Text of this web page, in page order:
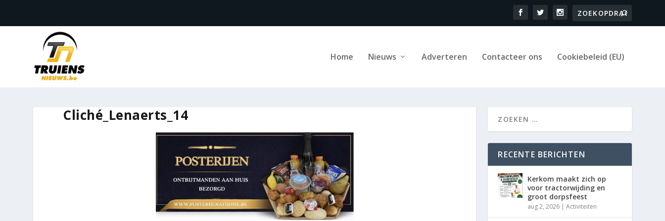
Home Nieuws Adverteren Contacteer ons Cookiebeleid (EU)
Cliché_Lenaerts_14
RECENTE BERICHTEN
Kerkom maakt zich op
voor tractorwijding en
groot dorpsfeest
aug 2, 2026 |Activiteiten